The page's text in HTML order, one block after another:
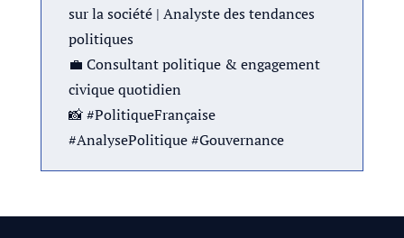
sur la société | Analyste des tendances
politiques
💼 Consultant politique & engagement
civique quotidien
📸 #PolitiqueFrançaise
#AnalysePolitique #Gouvernance